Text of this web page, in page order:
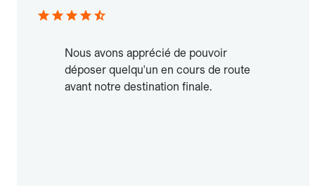
Nous avons apprécié de pouvoir
déposer quelqu'un en cours de route
avant notre destination finale.